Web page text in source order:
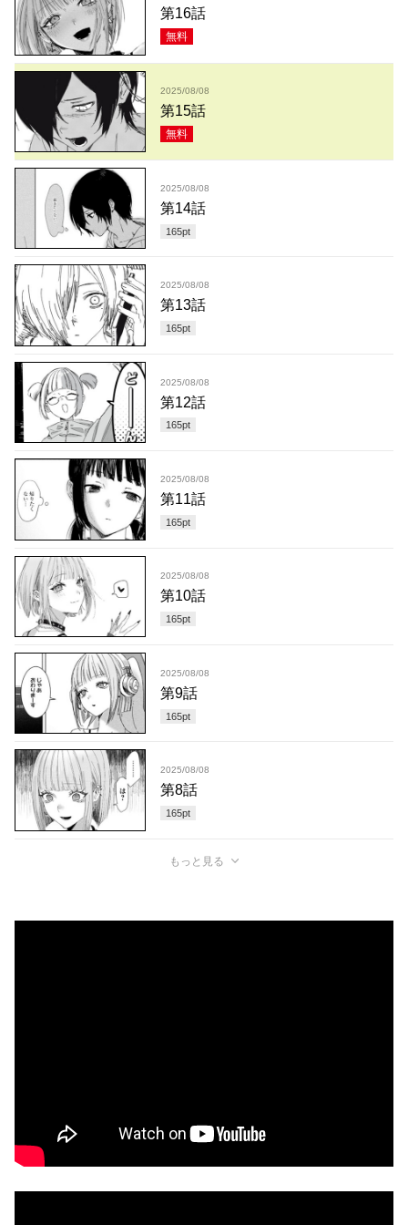
第16話
無料
2025/08/08
第15話
無料
2025/08/08
第14話
165pt
2025/08/08
第13話
165pt
2025/08/08
第12話
165pt
2025/08/08
第11話
165pt
2025/08/08
第10話
165pt
2025/08/08
第9話
165pt
2025/08/08
第8話
165pt
もっと見る